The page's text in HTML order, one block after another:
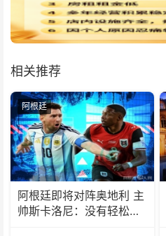
相关推荐
阿根廷
阿根廷即将对阵奥地利 主
帅斯卡洛尼：没有轻松的